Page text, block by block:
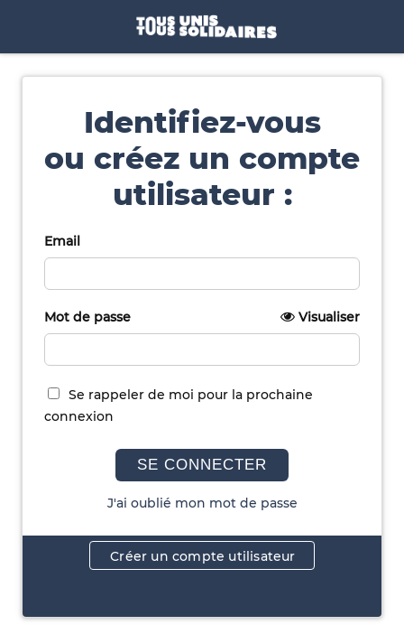
Identifiez-vous
ou créez un compte
utilisateur :
Email
Mot de passe Visualiser
Se rappeler de moi pour la prochaine
connexion
SE CONNECTER
J'ai oublié mon mot de passe
Créer un compte utilisateur